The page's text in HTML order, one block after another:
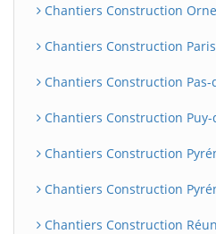
Chantiers Construction Orne
Chantiers Construction Paris
Chantiers Construction Pas-
Chantiers Construction Puy-
Chantiers Construction
Chantiers Construction
Chantiers Construction